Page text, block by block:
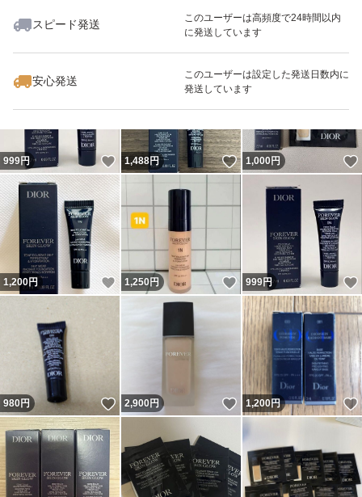
スピード発送
このユーザーは高頻度で24時間以内
に発送しています
安心発送
このユーザーは設定した発送日数内に
発送しています
いいね！
3,500
999円 いいね！
1,488円 いいね！
1,000円
1,200円 いいね！
1,250円 いいね！
999円
980円 いいね！
2,900円 いいね！
1,200円